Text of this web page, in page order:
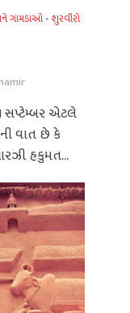
ગામડાઓ • શુરવીરો
એટલે
વાત છે કે
હકુમત...